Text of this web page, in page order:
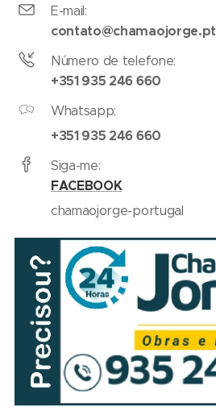
E-mail:
contato@chamaojorge.pt
Número de telefone:
+351 935 246 660
Whatsapp:
+351 935 246 660
Siga-me:
FACEBOOK
chamaojorge-portugal